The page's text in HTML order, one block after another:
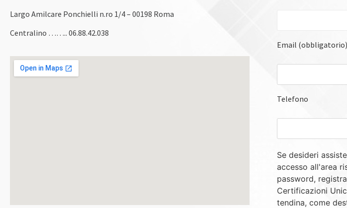
Largo Amilcare Ponchielli n.ro 1/4 – 00198 Roma
Centralino …….. 06.88.42.038
Email (obbligatorio)
Telefono
Se desideri
accesso all'area
password,
Certificazioni
tendina, come